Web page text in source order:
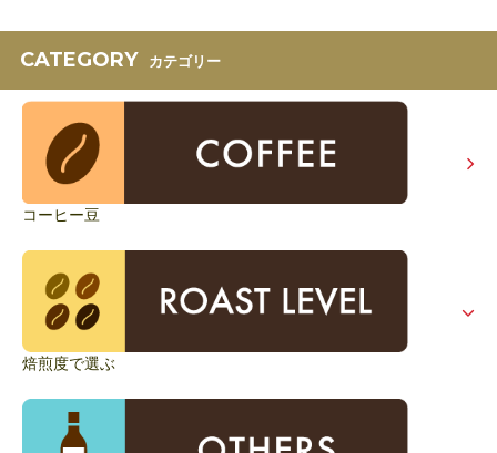
CATEGORY カテゴリー
コーヒー豆
焙煎度で選ぶ